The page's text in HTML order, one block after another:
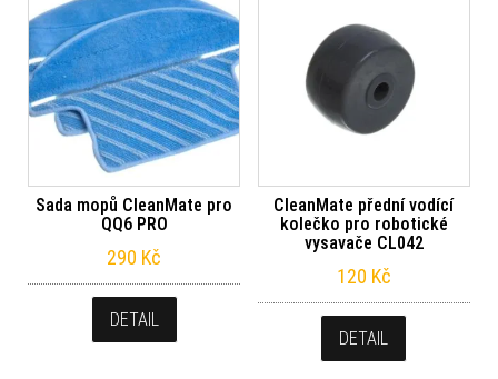
Sada mopů CleanMate pro
QQ6 PRO
290 Kč
DETAIL
CleanMate přední vodící
kolečko pro robotické
vysavače CL042
120 Kč
DETAIL